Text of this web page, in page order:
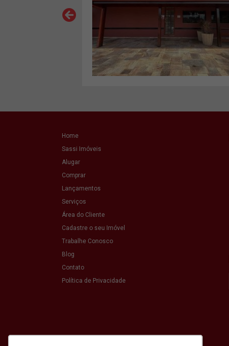
Home
Sassi Imóveis
Alugar
Comprar
Lançamentos
Serviços
Área do Cliente
Cadastre o seu Imóvel
Trabalhe Conosco
Blog
Contato
Política de Privacidade